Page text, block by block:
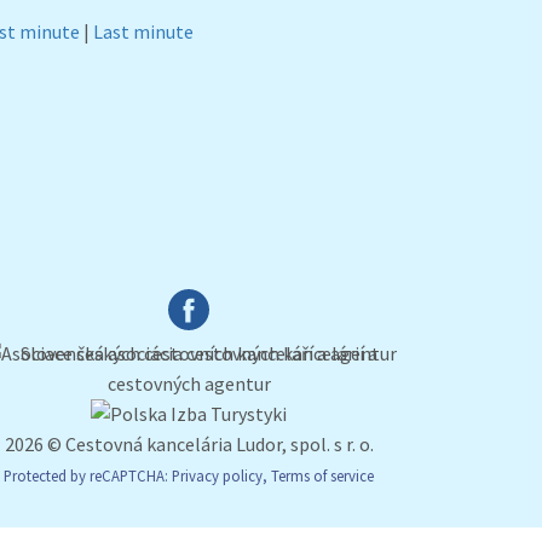
minute | Last minute
2026 © Cestovná kancelária Ludor, spol. s r. o.
Protected by reCAPTCHA: Privacy policy, Terms of service